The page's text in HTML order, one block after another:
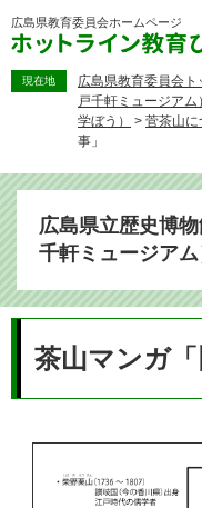
ー
す。
広島県教育委員会ホームページ
現在地 広島県教育委員会ト
戸千軒ミュージアム）
学ぼう）
> 菅茶山に
事」
広島県立歴史博
千軒ミュージアム
茶山マンガ「